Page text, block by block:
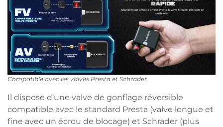
Compatible avec les valves Presta et Schrader.
Il dispose d’une valve de gonflage réversible
compatible avec le standard Presta (valve longue et
fine avec un écrou de blocage) et Schrader (plus